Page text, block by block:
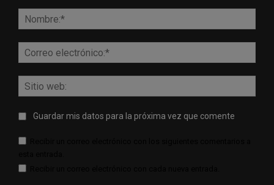
web:
Guardar mis datos para la próxima vez que comente